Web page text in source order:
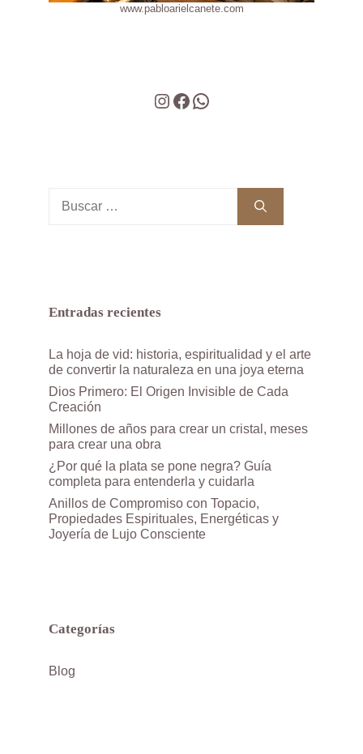
www.pabloarielcanete.com
Instagram
Facebook
WhatsApp
Entradas recientes
La hoja de vid: historia, espiritualidad y el arte
de convertir la naturaleza en una joya eterna
Dios Primero: El Origen Invisible de Cada
Creación
Millones de años para crear un cristal, meses
para crear una obra
¿Por qué la plata se pone negra? Guía
completa para entenderla y cuidarla
Anillos de Compromiso con Topacio,
Propiedades Espirituales, Energéticas y
Joyería de Lujo Consciente
Categorías
Blog